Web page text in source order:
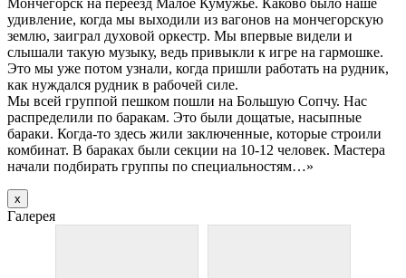
удивление, когда мы выходили из вагонов на мончегорскую
землю, заиграл духовой оркестр. Мы впервые видели и
слышали такую музыку, ведь привыкли к игре на гармошке.
Это мы уже потом узнали, когда пришли работать на рудник,
как нуждался рудник в рабочей силе.
Мы всей группой пешком пошли на Большую Сопчу. Нас
распределили по баракам. Это были дощатые, насыпные
бараки. Когда-то здесь жили заключенные, которые строили
комбинат. В бараках были секции на 10-12 человек. Мастера
начали подбирать группы по специальностям…»
х
Галерея